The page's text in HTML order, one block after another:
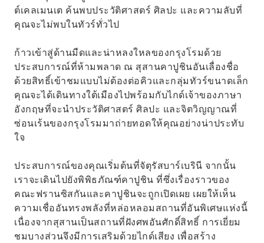
ต์เคลเมนเต ค้นพบประวัติศาสตร์ ศิลปะ และความลับที่
คุณจะไม่พบในทัวร์ทั่วไป
ก้าวเข้าสู่ด้านมืดและน่าหลงใหลของกรุงโรมด้วย
ประสบการณ์ที่ห้ามพลาด ณ สุสานคาปูชินอันเลื่องชื่อ
ด้วยสิทธิ์เข้าชมแบบไม่ต้องต่อคิวและกลุ่มทัวร์ขนาดเล็ก
คุณจะได้เดินทางใต้เมืองไปพร้อมกับไกด์เจ้าของภาษา
อังกฤษที่จะนำประวัติศาสตร์ ศิลปะ และจิตวิญญาณที่
ซ่อนเร้นของกรุงโรมมาถ่ายทอดให้คุณอย่างน่าประทับ
ใจ
ประสบการณ์ของคุณเริ่มต้นที่จัตุรัสบาร์เบรินี จากนั้น
เราจะเดินไปยังพิพิธภัณฑ์คาปูชิน ที่ซึ่งเรื่องราวของ
คณะฟรานซิสกันและคาปูชินจะถูกเปิดเผย เผยให้เห็น
ความเชื่ออันทรงพลังที่หล่อหลอมสถานที่อันพิเศษแห่งนี้
เนื่องจากสุสานเป็นสถานที่ฝังศพอันศักดิ์สิทธิ์ การเยี่ยม
ชมบางส่วนจึงมีการเสริมด้วยไกด์เสียง เพื่อสร้าง